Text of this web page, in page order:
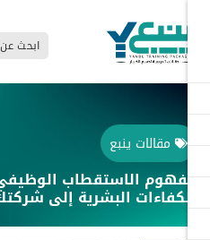
مقالات ينبع
الاستقطاب الوظيفي
البشرية إلى شركتك؟